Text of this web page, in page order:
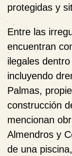
protegidas y
Entre las
encuentran
ilegales
incluyendo
Palmas,
construcción
mencionan
Almendros y
de una